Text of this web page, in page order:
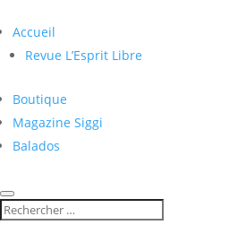
Accueil
Revue L’Esprit Libre
Boutique
Magazine Siggi
Balados